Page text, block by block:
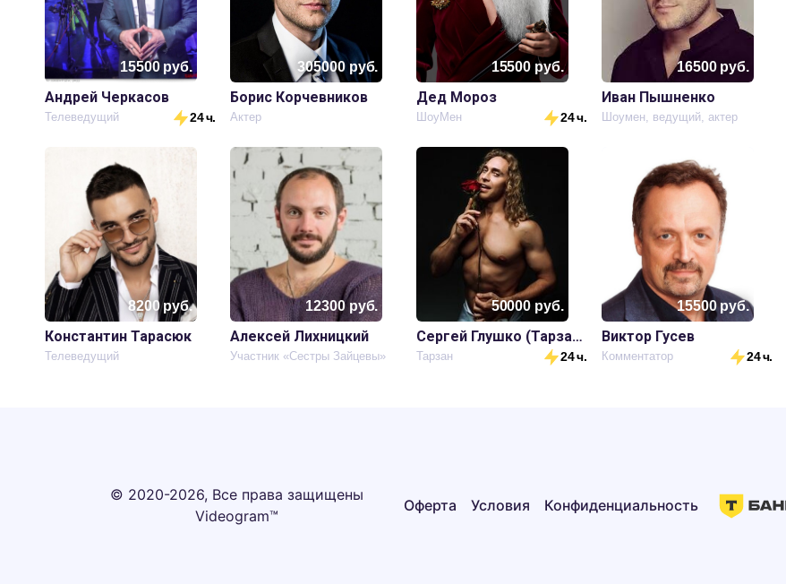
15500руб.
Андрей Черкасов
Телеведущий 24 ч.
305000руб.
Борис Корчевников
Актер
15500 руб.
Дед Мороз
ШоуМен 24 ч.
16500руб.
Иван Пышненко
Шоумен, ведущий, актер
8200руб.
Константин Тарасюк
Телеведущий
12300руб.
Алексей Лихницкий
Участник «Сестры Зайцевы»
50000 руб.
Сергей Глушко (Тарзан)
Тарзан 24 ч.
15500руб.
Виктор Гусев
Комментатор 24 ч.
© 2020-2026, Все права защищены
Videogram™
Оферта Условия Конфиденциальность